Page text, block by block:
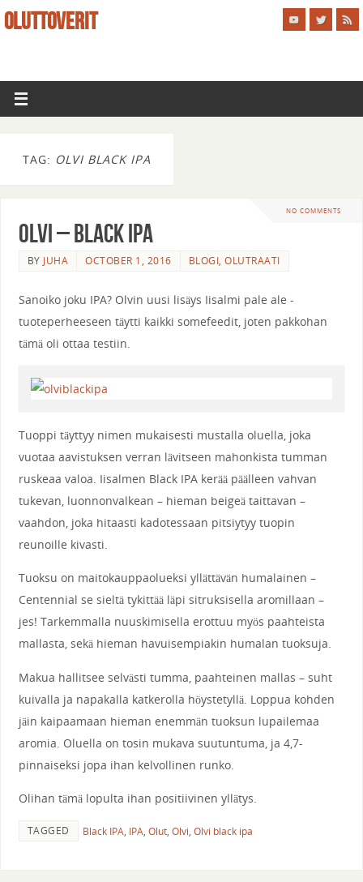
OLUTTOVERIT
TAG: OLVI BLACK IPA
NO COMMENTS
Olvi – Black IPA
BY JUHA OCTOBER 1, 2016 BLOGI,OLUTRAATI
Sanoiko joku IPA? Olvin uusi lisäys Iisalmi pale ale -
tuoteperheeseen täytti kaikki somefeedit, joten pakkohan
tämä oli ottaa testiin.
Tuoppi täyttyy nimen mukaisesti mustalla oluella, joka
vuotaa aavistuksen verran lävitseen mahonkista tumman
ruskeaa valoa. Iisalmen Black IPA kerää päälleen vahvan
tukevan, luonnonvalkean – hieman beigeä taittavan –
vaahdon, joka hitaasti kadotessaan pitsiytyy tuopin
reunoille kivasti.
Tuoksu on maitokauppaolueksi yllättävän humalainen –
Centennial se sieltä tykittää läpi sitruksisella aromillaan –
jes! Tarkemmalla nuuskimisella erottuu myös paahteista
mallasta, sekä hieman havuisempiakin humalan tuoksuja.
Makua hallitsee selvästi tumma, paahteinen mallas – suht
kuivalla ja napakalla katkerolla höystetyllä. Loppua kohden
jäin kaipaamaan hieman enemmän tuoksun lupailemaa
aromia. Oluella on tosin mukava suutuntuma, ja 4,7-
pinnaiseksi jopa ihan kelvollinen runko.
Olihan tämä lopulta ihan positiivinen yllätys.
TAGGED Black IPA, IPA, Olut, Olvi, Olvi black ipa